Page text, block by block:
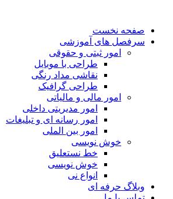
صفحه نخست
سرفصل های آموزشی
امور ثبتی و حقوقی
طراحی با موبایل
نقاشی مداد رنگی
طراحی گرافیک
امور مالی و مالیاتی
امور مدیریتی داخلی
امور رسانه ای و تبلیغات
امور بین الملی
خوش نویسی
خط نستعلیق
خوش نویسی
انواع نی
وبلاگ حرفه ای